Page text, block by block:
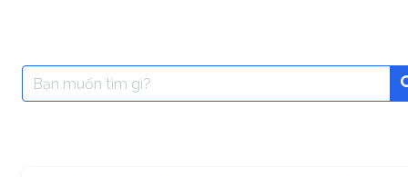
Search
for: